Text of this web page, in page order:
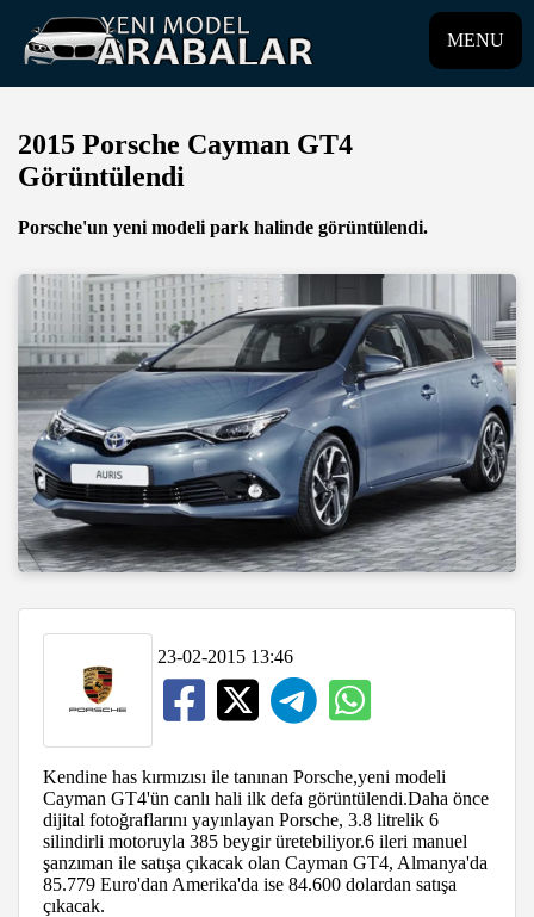
MENU
2015 Porsche Cayman GT4
Görüntülendi
Porsche'un yeni modeli park halinde görüntülendi.
23-02-2015 13:46
Kendine has kırmızısı ile tanınan Porsche,yeni modeli
Cayman GT4'ün canlı hali ilk defa görüntülendi.Daha önce
dijital fotoğraflarını yayınlayan Porsche, 3.8 litrelik 6
silindirli motoruyla 385 beygir üretebiliyor.6 ileri manuel
şanzıman ile satışa çıkacak olan Cayman GT4, Almanya'da
85.779 Euro'dan Amerika'da ise 84.600 dolardan satışa
çıkacak.